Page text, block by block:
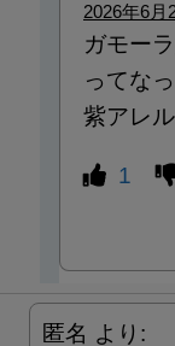
2026年6月
ガモー
ってな
紫アレ
1
匿名 より: